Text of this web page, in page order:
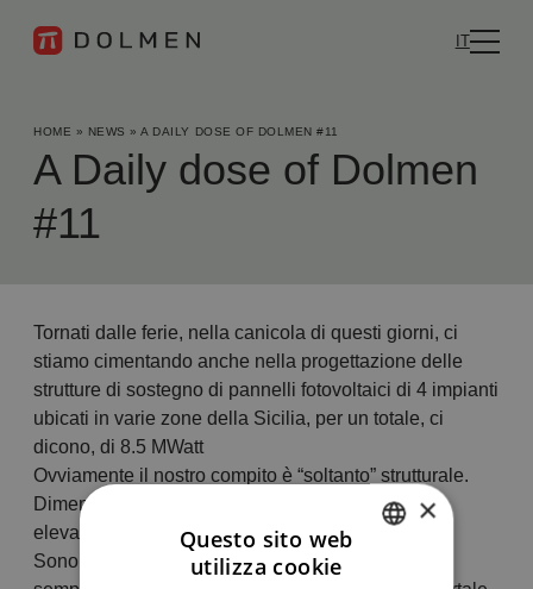
IT
HOME » NEWS »A DAILY DOSE OF DOLMEN #11
A Daily dose of Dolmen
#11
Tornati dalle ferie, nella canicola di questi giorni, ci
stiamo cimentando anche nella progettazione delle
strutture di sostegno di pannelli fotovoltaici di 4 impianti
ubicati in varie zone della Sicilia, per un totale, ci
dicono, di 8.5 MWatt
Ovviamente il nostro compito è “soltanto” strutturale.
Dimensionamento delle strutture metalliche in
elevazione, e loro fondazioni.
Sono previste tipologie di strutture monopilastro,
×
Questo sito web
utilizza cookie